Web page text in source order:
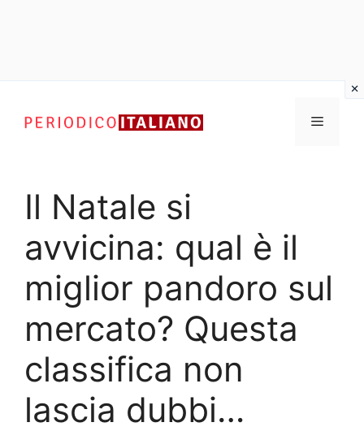
contenuto
Menu
Il Natale si
avvicina: qual è il
miglior pandoro sul
mercato? Questa
classifica non
lascia dubbi…